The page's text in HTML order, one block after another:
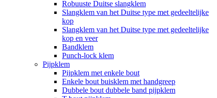
Robuuste Duitse slangklem
Slangklem van het Duitse type met gedeeltelijke
kop
Slangklem van het Duitse type met gedeeltelijke
kop en veer
Bandklem
Punch-lock klem
Pijpklem
Pijpklem met enkele bout
Enkele bout buisklem met handgreep
Dubbele bout dubbele band pijpklem